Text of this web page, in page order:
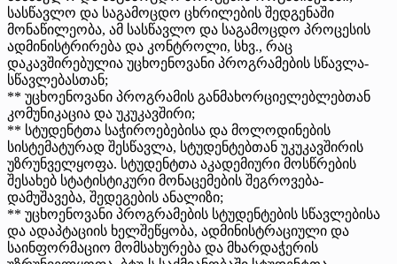
სასწავლო და საგამოცდო ცხრილების შედგენაში
მონაწილეობა, ამ სასწავლო და საგამოცდო პროცესის
ადმინისტრირება და კონტროლი, სხვ., რაც
დაკავშირებულია უცხოენოვანი პროგრამების სწავლა-
სწავლებასთან;
** უცხოენოვანი პროგრამის განმახორციელებლებთან
კომუნიკაცია და უკუკავშირი;
** სტუდენტთა საჭიროებებისა და მოლოდინების
სისტემატურად შესწავლა, სტუდენტებთან უკუკავშირის
უზრუნველყოფა. სტუდენტთა აკადემიური მოსწრების
შესახებ სტატისტიკური მონაცემების შეგროვება-
დამუშავება, შედეგების ანალიზი;
** უცხოენოვანი პროგრამების სტუდენტების სწავლებისა
და ადაპტაციის ხელშეწყობა, ადმინისტრაციული და
საინფორმაციო მომსახურება და მხარდაჭერის